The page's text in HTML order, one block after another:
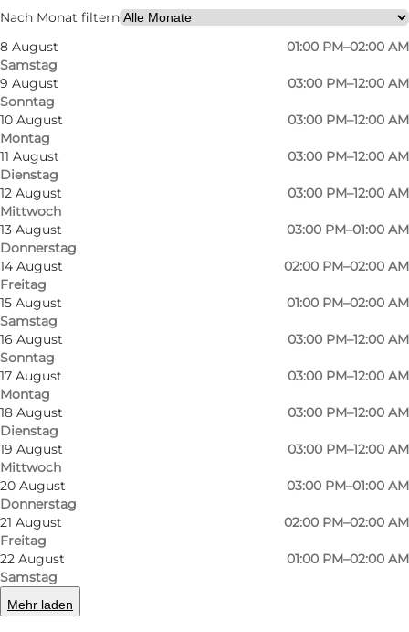
Nach Monat filtern
8 August
Samstag
01:00 PM–02:00 AM
9 August
Sonntag
03:00 PM–12:00 AM
10 August
Montag
03:00 PM–12:00 AM
11 August
Dienstag
03:00 PM–12:00 AM
12 August
Mittwoch
03:00 PM–12:00 AM
13 August
Donnerstag
03:00 PM–01:00 AM
14 August
Freitag
02:00 PM–02:00 AM
15 August
Samstag
01:00 PM–02:00 AM
16 August
Sonntag
03:00 PM–12:00 AM
17 August
Montag
03:00 PM–12:00 AM
18 August
Dienstag
03:00 PM–12:00 AM
19 August
Mittwoch
03:00 PM–12:00 AM
20 August
Donnerstag
03:00 PM–01:00 AM
21 August
Freitag
02:00 PM–02:00 AM
22 August
Samstag
01:00 PM–02:00 AM
Mehr laden
Freunde
Foto:
Gutes Bier und kostenloses Popcorn
Bootleggers ist ein Konzept, bei dem gutes